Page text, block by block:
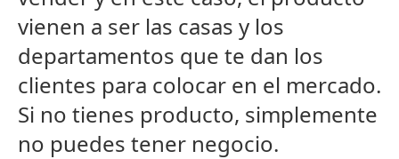
vienen a ser las casas y los
departamentos que te dan los
clientes para colocar en el mercado.
Si no tienes producto, simplemente
no puedes tener negocio.